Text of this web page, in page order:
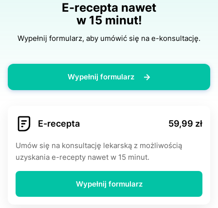
E-rесерtа nawet
w 15 minut!
Wypełnij formularz, aby umówić się na e-konsultację.
Wypełnij formularz
E-rесерtа 59,99 zł
Umów się na konsultację lekarską z możliwością
uzyskania e-rесерty nawet w 15 minut.
Wypełnij formularz